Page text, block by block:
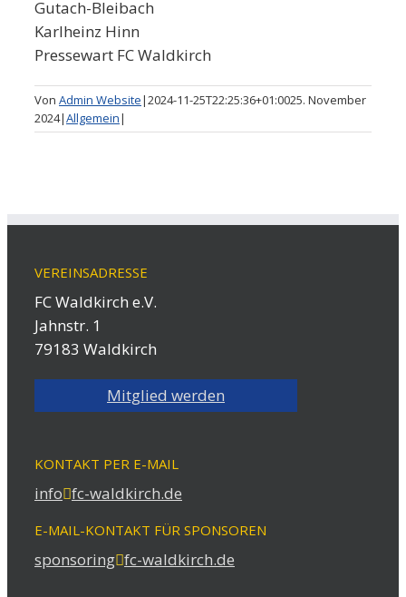
Gutach-Bleibach
Karlheinz Hinn
Pressewart FC Waldkirch
Von Admin Website|2024-11-25T22:25:36+01:0025. November
2024|Allgemein|
VEREINSADRESSE
FC Waldkirch e.V.
Jahnstr. 1
79183 Waldkirch
Mitglied werden
KONTAKT PER E-MAIL
info fc-waldkirch.de
E-MAIL-KONTAKT FÜR SPONSOREN
sponsoring fc-waldkirch.de